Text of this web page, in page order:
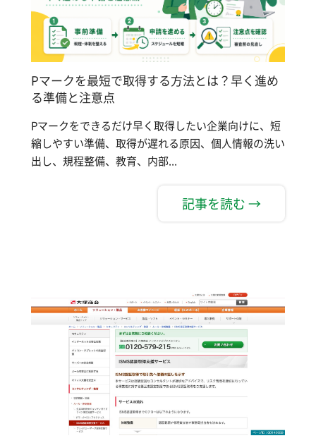
Pマークを最短で取得する方法とは？早く進め
る準備と注意点
Pマークをできるだけ早く取得したい企業向けに、短
縮しやすい準備、取得が遅れる原因、個人情報の洗い
出し、規程整備、教育、内部...
記事を読む →